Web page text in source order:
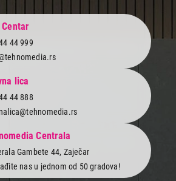
44 999
lica
44 888
Centrala
Gambete 44, Zaječar
nas u jednom od 50 gradova!